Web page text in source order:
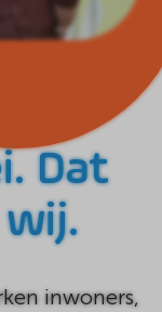
Dat
wij.
inwoners,